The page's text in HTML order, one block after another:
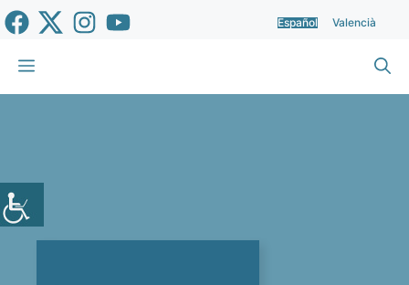
Saltar
al
contenido
Español Valencià
Menú